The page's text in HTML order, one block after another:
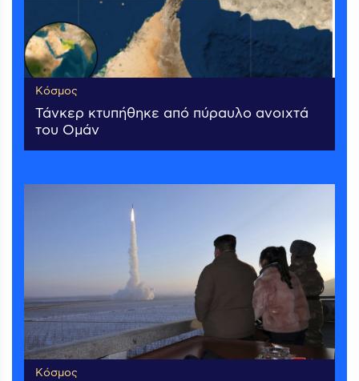
Κόσμος
Τάνκερ κτυπήθηκε από πύραυλο ανοιχτά
του Ομάν
Κόσμος